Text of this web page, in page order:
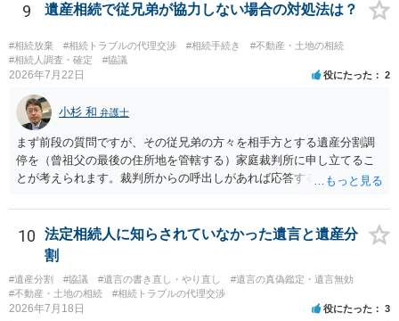
9 遺産相続で従兄弟が協力しない場合の対処法は？
#相続放棄 #相続トラブルの代理交渉 #相続手続き
#不動産・土地の相続
#相続人調査・確定
#協議
2026年7月22日 役にたった 2
小杉 和 弁護士
まず前段の質問ですが、その従兄弟の方々を相手方とする遺産分割調
停を（曾祖父の最後の住所地を管轄する）家庭裁判所に申し立てるこ
とが考えられます。裁判所からの呼出しがあれば応答する可能性がま
能と思われます。時間が思った以上にないので必要書類をてきぱきと
揃える必要があります。その点是非御注意ください。
10
法定相続人に知らされていなかった遺言と遺産分
割
#遺産分割 #協議 #遺言の書き直し・やり直し
#遺言の真偽鑑定・遺言無効
#不動産・土地の相続
#相続トラブルの代理交渉
2026年7月18日 役にたった 3